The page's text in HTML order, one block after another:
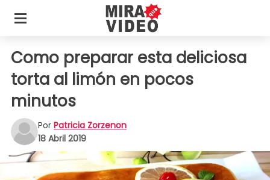
Como preparar esta deliciosa
torta al limón en pocos
minutos
Por Patricia Zorzenon
18 Abril 2019